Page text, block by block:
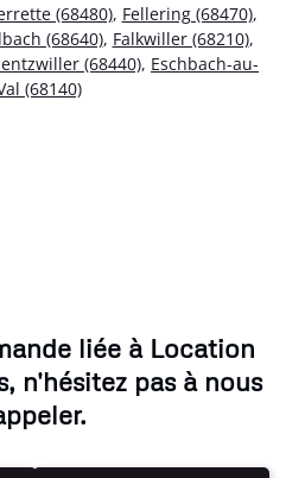
(68480), Fellering (68470),
(68640), Falkwiller (68210),
(68440), Eschbach-au-
(68140)
liée à Location
n'hésitez pas à nous